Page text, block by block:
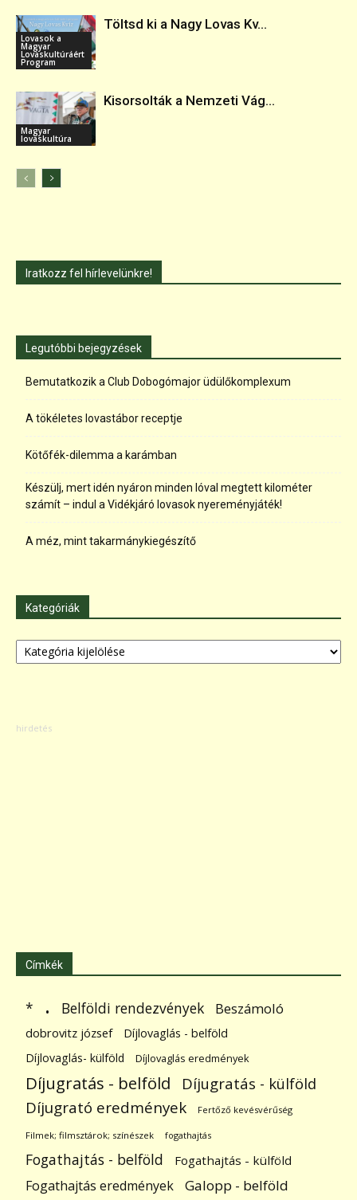
Lovasok a
Magyar
Lovaskultúráért
Program
Töltsd ki a Nagy Lovas Kv...
Magyar
lovaskultúra
Kisorsolták a Nemzeti Vág...
Iratkozz fel hírlevelünkre!
Legutóbbi bejegyzések
Bemutatkozik a Club Dobogómajor üdülőkomplexum
A tökéletes lovastábor receptje
Kötőfék-dilemma a karámban
Készülj, mert idén nyáron minden lóval megtett kilométer
számít – indul a Vidékjáró lovasok nyereményjáték!
A méz, mint takarmánykiegészítő
Kategóriák
Kategóriák
Címkék
* . Belföldi rendezvények Beszámoló
dobrovitz józsef
Díjlovaglás - belföld
Díjlovaglás- külföld
Díjlovaglás eredmények
Díjugratás - belföld Díjugratás - külföld
Díjugrató eredmények Fertőző kevésvérűség
Filmek; filmsztárok; színészek fogathajtás
Fogathajtás - belföld Fogathajtás - külföld
Fogathajtás eredmények Galopp - belföld